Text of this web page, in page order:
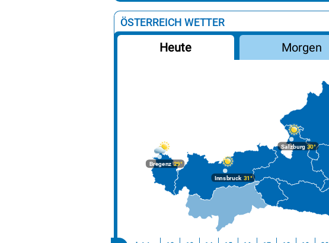
ÖSTERREICH WETTER
Heute Morgen
Bregenz29°
Innsbruck31°
Salzburg30°